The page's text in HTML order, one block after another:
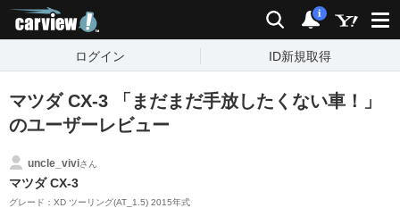
検索 通知
i
ログイン ID新規取得
マツダ CX-3 「まだまだ手放したくない車！」
のユーザーレビュー
uncle_viviさん
マツダ CX-3
グレード：XD ツーリング(AT_1.5) 2015年式